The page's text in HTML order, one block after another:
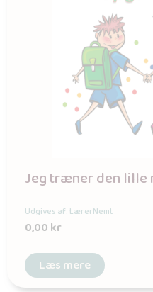
Jeg træner den lille
Udgives af: LærerNemt
0,00kr
Læs mere